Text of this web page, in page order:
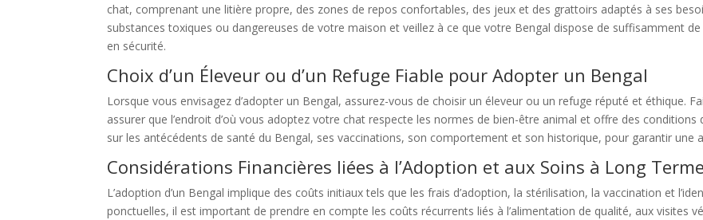
chat, comprenant une litière propre, des zones de repos confortables, des jeux et des grattoirs adaptés à ses
substances toxiques ou dangereuses de votre maison et veillez à ce que votre Bengal dispose de suffisamment
en sécurité.
Choix d’un Éleveur ou d’un Refuge Fiable pour Adopter un Bengal
Lorsque vous envisagez d’adopter un Bengal, assurez-vous de choisir un éleveur ou un refuge réputé et éthique.
assurer que l’endroit d’où vous adoptez votre chat respecte les normes de bien-être animal et offre des
sur les antécédents de santé du Bengal, ses vaccinations, son comportement et son historique, pour garantir une
Considérations Financières liées à l’Adoption et aux Soins à Long Terme
L’adoption d’un Bengal implique des coûts initiaux tels que les frais d’adoption, la stérilisation, la vaccination et
ponctuelles, il est important de prendre en compte les coûts récurrents liés à l’alimentation de qualité, aux visites